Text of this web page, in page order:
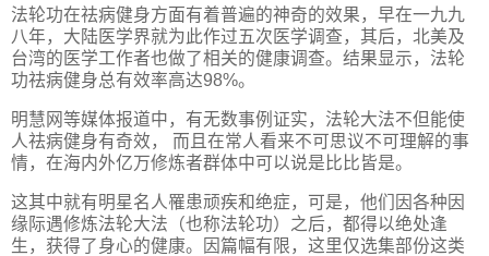
法轮功在祛病健身方面有着普遍的神奇的效果，早在一九九
八年，大陆医学界就为此作过五次医学调查，其后，北美及
台湾的医学工作者也做了相关的健康调查。结果显示，法轮
功祛病健身总有效率高达98%。
明慧网等媒体报道中，有无数事例证实，法轮大法不但能使
人祛病健身有奇效， 而且在常人看来不可思议不可理解的事
情，在海内外亿万修炼者群体中可以说是比比皆是。
这其中就有明星名人罹患顽疾和绝症，可是，他们因各种因
缘际遇修炼法轮大法（也称法轮功）之后，都得以绝处逢
生，获得了身心的健康。因篇幅有限，这里仅选集部份这类